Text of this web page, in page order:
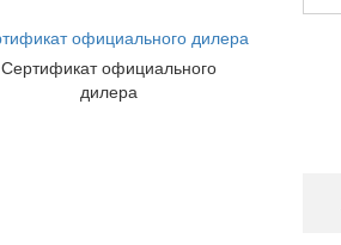
Сертификат официального
дилера